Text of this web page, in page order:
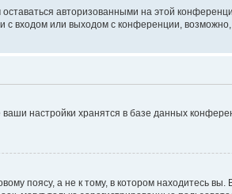
авторизованными на этой
входом или выходом с конференции,
настройки хранятся в базе данных
поясу, а не к тому, в котором находитесь